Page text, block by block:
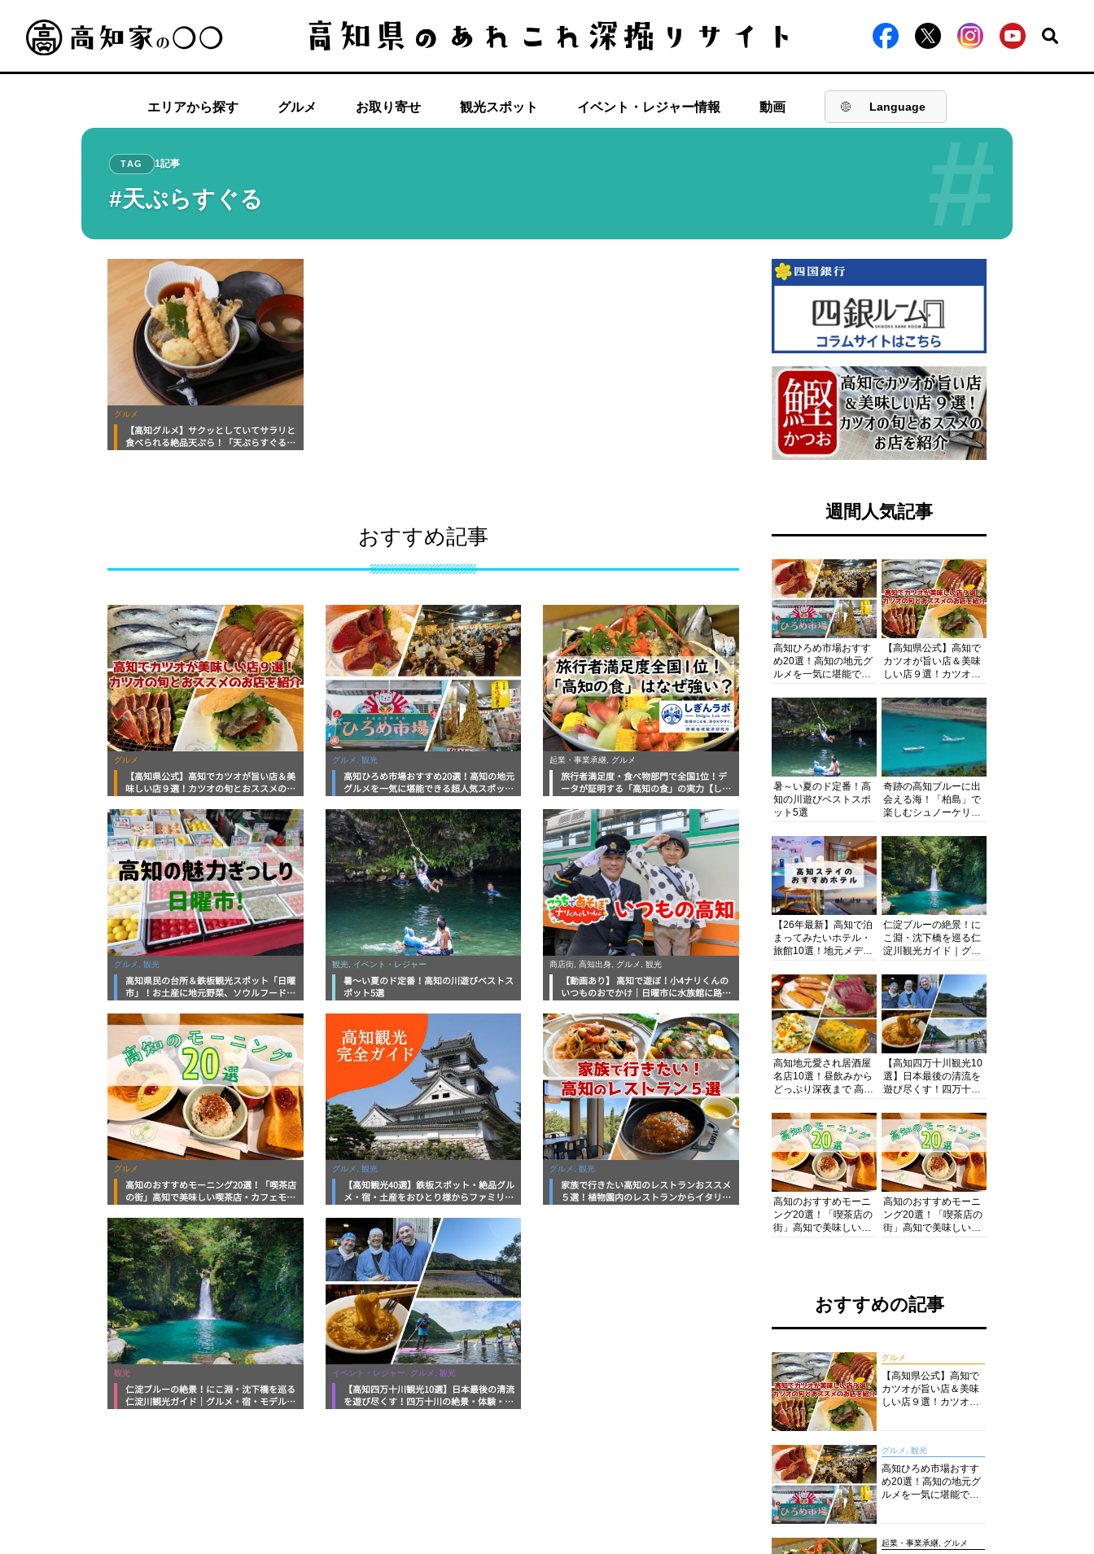
エリアから探す グルメ お取り寄せ 観光スポット イベント・レジャー情報 動画 Language
#
TAG 1記事
#天ぷらすぐる
グルメ
【高知グルメ】サクッとしていてサラリと
食べられる絶品天ぷら！「天ぷらすぐる」
おすすめ記事
グルメ
【高知県公式】高知でカツオが旨い店＆美
味しい店９選！カツオの旬とおススメのお
グルメ, 観光
高知ひろめ市場おすすめ20選！高知の地元
グルメを一気に堪能できる超人気スポット
起業・事業承継, グルメ
旅行者満足度・食べ物部門で全国1位！デ
ータが証明する「高知の食」の実力【しぎ
グルメ, 観光
高知県民の台所＆鉄板観光スポット「日曜
市」！お土産に地元野菜、ソウルフードま
底解説！
観光, イベント・レジャー
暑～い夏のド定番！高知の川遊びベストス
ポット5選
商店街, 高知出身, グルメ, 観光
【動画あり】 高知で遊ぼ！小4ナリくんの
いつものおでかけ｜日曜市に水族館に路面
グルメ
高知のおすすめモーニング20選！「喫茶店
の街」高知で美味しい喫茶店・カフェモー
グルメ, 観光
【高知観光40選】鉄板スポット・絶品グル
メ・宿・土産をおひとり様からファミリー
グルメ, 観光
家族で行きたい高知のレストランおススメ
５選！植物園内のレストランからイタリア
観光
仁淀ブルーの絶景！にこ淵・沈下橋を巡る
仁淀川観光ガイド｜グルメ・宿・モデルコ
イベント・レジャー, グルメ, 観光
【高知四万十川観光10選】日本最後の清流
を遊び尽くす！四万十川の絶景・体験・グ
週間人気記事
高知ひろめ市場おすす
め20選！高知の地元グ
ルメを一気に堪能でき
底解剖
【高知県公式】高知で
カツオが旨い店＆美味
しい店９選！カツオの
紹介
暑～い夏のド定番！高
知の川遊びベストスポ
ット5選
奇跡の高知ブルーに出
会える海！「柏島」で
楽しむシュノーケリン
浴にキャンプまで透明
度抜群の海の楽園を徹
底紹介
【26年最新】高知で泊
まってみたいホテル・
旅館10選！地元メディ
厳選
仁淀ブルーの絶景！に
こ淵・沈下橋を巡る仁
淀川観光ガイド｜グル
まで完全網羅！
高知地元愛され居酒屋
名店10選！昼飲みから
どっぷり深夜まで 高知
知グルメPro】
【高知四万十川観光10
選】日本最後の清流を
遊び尽くす！四万十川
を網羅したおすすめガ
イド
高知のおすすめモーニ
ング20選！「喫茶店の
街」高知で美味しい喫
高知のおすすめモーニ
ング20選！「喫茶店の
街」高知で美味しい喫
おすすめの記事
グルメ
【高知県公式】高知で
カツオが旨い店＆美味
しい店９選！カツオの
グルメ, 観光
高知ひろめ市場おすす
め20選！高知の地元グ
ルメを一気に堪能でき
起業・事業承継, グルメ